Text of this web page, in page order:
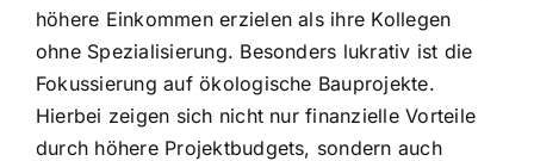
höhere Einkommen erzielen als ihre Kollegen
ohne Spezialisierung. Besonders lukrativ ist die
Fokussierung auf ökologische Bauprojekte.
Hierbei zeigen sich nicht nur finanzielle Vorteile
durch höhere Projektbudgets, sondern auch